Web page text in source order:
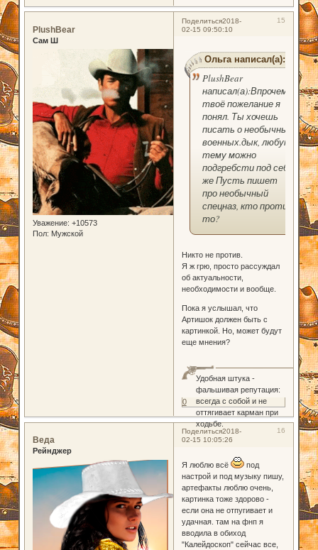
Поделиться 15
2018-
02-15 09:50:10
PlushBear
Сам Ш
Уважение: +10573
Пол: Мужской
Ольга написал(а):
PlushBear
написал(а):Впрочем,
твоё пожелание я
понял. Ты хочешь
писать о необычных
военных.дык, любую
тему можно
подгребсти под себя
же Пусть пишет
про необычный
спецназ, кто против
то?
Никто не против.
Я ж грю, просто рассуждал
об актуальности,
необходимости и вообще.
Пока я услышал, что
Артишок должен быть с
картинкой. Но, может будут
еще мнения?
Удобная штука -
фальшивая репутация:
всегда с собой и не
оттягивает карман при
ходьбе.
0
Поделиться 16
2018-
02-15 10:05:26
Веда
Рейнджер
Я люблю всё
под
настрой и под музыку пишу,
артефакты люблю очень,
картинка тоже здорово -
если она не отпугивает и
удачная. там на фнп я
вводила в обиход
"Калейдоскоп" сейчас все,